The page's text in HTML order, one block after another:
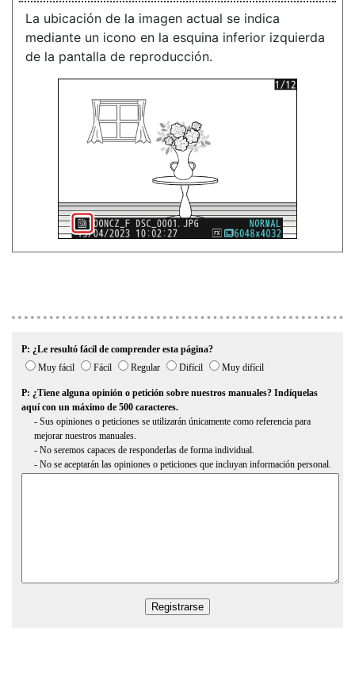
La ubicación de la imagen actual se indica
mediante un icono en la esquina inferior izquierda
de la pantalla de reproducción.